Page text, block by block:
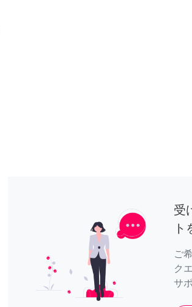
受
ト
ご
ク
サ